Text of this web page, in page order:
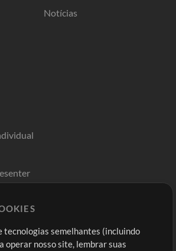
Notícias
Entre
tecnologias semelhantes (incluindo
operar nosso site, lembrar suas